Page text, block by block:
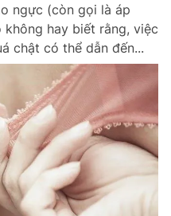
cấp ngày 24.3.2020
Thanh Niên. Cấm sao chép
chấp thuận bằng văn bản.
ngực (còn gọi là áp
hay biết rằng, việc
chật có thể dẫn đến...